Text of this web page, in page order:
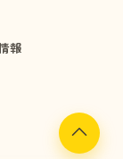
報